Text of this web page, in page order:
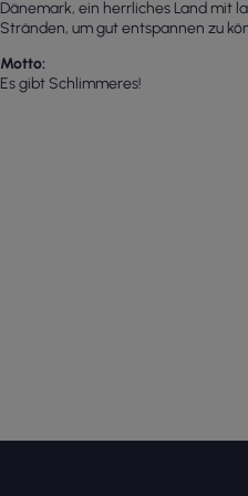
Dänemark, ein herrliches Land mit
Stränden, um gut entspannen zu
Motto
Es gibt Schlimmeres!